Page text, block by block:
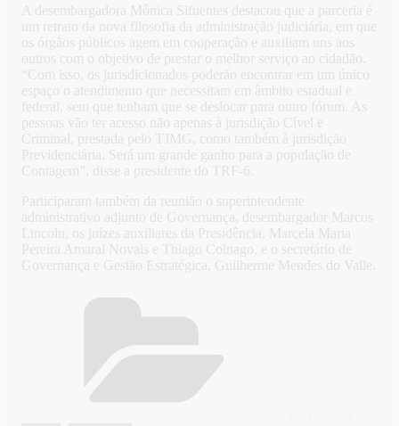
A desembargadora Mônica Sifuentes destacou que a parceria é
um retrato da nova filosofia da administração judiciária, em que
os órgãos públicos agem em cooperação e auxiliam uns aos
outros com o objetivo de prestar o melhor serviço ao cidadão.
“Com isso, os jurisdicionados poderão encontrar em um único
espaço o atendimento que necessitam em âmbito estadual e
federal, sem que tenham que se deslocar para outro fórum. As
pessoas vão ter acesso não apenas à jurisdição Cível e
Criminal, prestada pelo TJMG, como também à jurisdição
Previdenciária. Será um grande ganho para a população de
Contagem”, disse a presidente do TRF-6.
Participaram também da reunião o superintendente
administrativo adjunto de Governança, desembargador Marcos
Lincoln, os juízes auxiliares da Presidência, Marcela Maria
Pereira Amaral Novais e Thiago Colnago, e o secretário de
Governança e Gestão Estratégica, Guilherme Mendes do Valle.